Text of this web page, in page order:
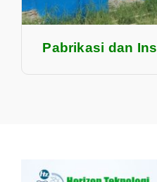
Pabrikasi dan